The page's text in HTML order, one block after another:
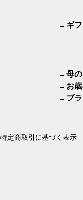
ギ
母の
お
ブ
特定商取引に基づく表示